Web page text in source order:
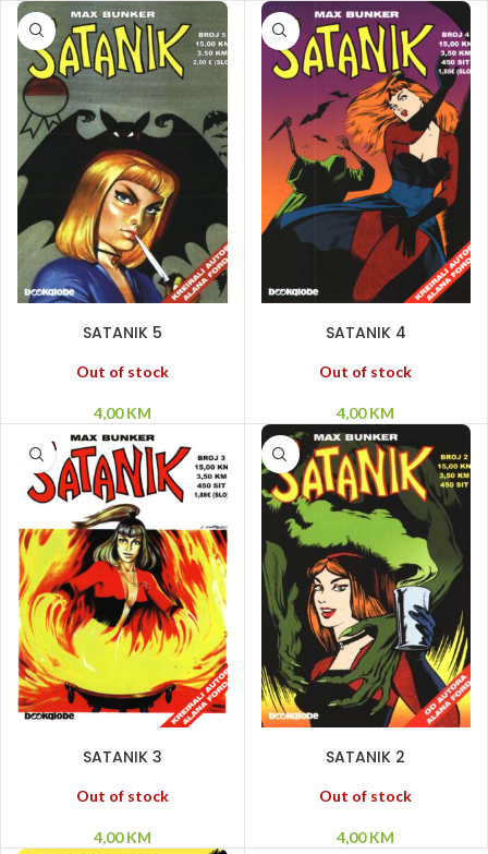
SATANIK 5
Out of stock
4,00KM
SATANIK 4
Out of stock
4,00KM
SATANIK 3
Out of stock
4,00KM
SATANIK 2
Out of stock
4,00KM